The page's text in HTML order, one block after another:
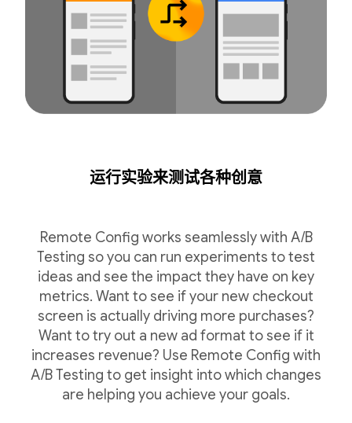
运行实验来测试各种创意
Remote Config works seamlessly with A/B
Testing so you can run experiments to test
ideas and see the impact they have on key
metrics. Want to see if your new checkout
screen is actually driving more purchases?
Want to try out a new ad format to see if it
increases revenue? Use Remote Config with
A/B Testing to get insight into which changes
are helping you achieve your goals.